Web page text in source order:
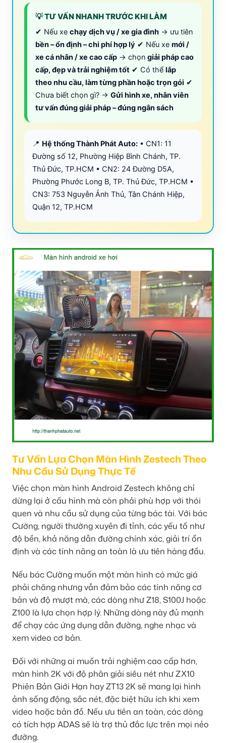
💡 TƯ VẤN NHANH TRƯỚC KHI LÀM
✔ Nếu xe chạy dịch vụ / xe gia đình → ưu tiên
bền – ổn định – chi phí hợp lý ✔ Nếu xe mới /
xe cá nhân / xe cao cấp → chọn giải pháp cao
cấp, đẹp và trải nghiệm tốt ✔ Có thể lắp
theo nhu cầu, làm từng phần hoặc trọn gói ✔
Chưa biết chọn gì? → Gửi hình xe, nhân viên
tư vấn đúng giải pháp – đúng ngân sách
📍 Hệ thống Thành Phát Auto: • CN1: 11
Đường số 12, Phường Hiệp Bình Chánh, TP.
Thủ Đức, TP.HCM • CN2: 24 Đường D5A,
Phường Phước Long B, TP. Thủ Đức, TP.HCM •
CN3: 753 Nguyễn Ảnh Thủ, Tân Chánh Hiệp,
Quận 12, TP.HCM
Tư Vấn Lựa Chọn Màn Hình Zestech Theo
Nhu Cầu Sử Dụng Thực Tế
Việc chọn màn hình Android Zestech không chỉ
dừng lại ở cấu hình mà còn phải phù hợp với thói
quen và nhu cầu sử dụng của từng bác tài. Với bác
Cường, người thường xuyên đi tỉnh, các yếu tố như
độ bền, khả năng dẫn đường chính xác, giải trí ổn
định và các tính năng an toàn là ưu tiên hàng đầu.
Nếu bác Cường muốn một màn hình có mức giá
phải chăng nhưng vẫn đảm bảo các tính năng cơ
bản và độ mượt mà, các dòng như Z18, S100J hoặc
Z100 là lựa chọn hợp lý. Những dòng này đủ mạnh
để chạy các ứng dụng dẫn đường, nghe nhạc và
xem video cơ bản.
Đối với những ai muốn trải nghiệm cao cấp hơn,
màn hình 2K với độ phân giải siêu nét như ZX10
Phiên Bản Giới Hạn hay ZT13 2K sẽ mang lại hình
ảnh sống động, sắc nét, đặc biệt hữu ích khi xem
video hoặc bản đồ. Nếu ưu tiên an toàn, các dòng
có tích hợp ADAS sẽ là trợ thủ đắc lực trên mọi nẻo
đường.